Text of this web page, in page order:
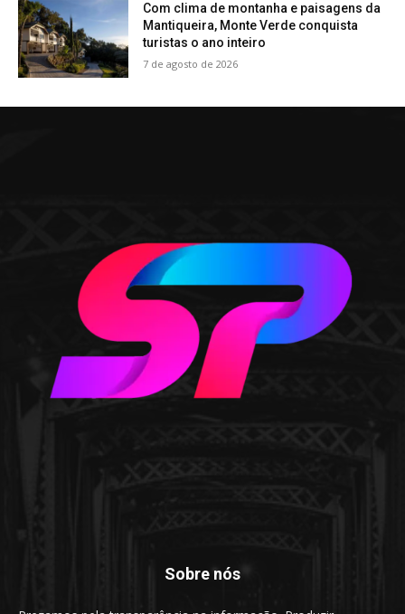
Com clima de montanha e paisagens da
Mantiqueira, Monte Verde conquista
turistas o ano inteiro
7 de agosto de 2026
Sobre nós